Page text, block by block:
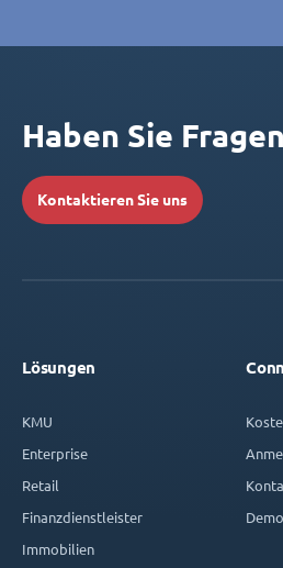
Haben Sie
Kontaktieren Sie uns
Lösungen
KMU
Enterprise
Retail
Finanzdienstleister
Immobilien